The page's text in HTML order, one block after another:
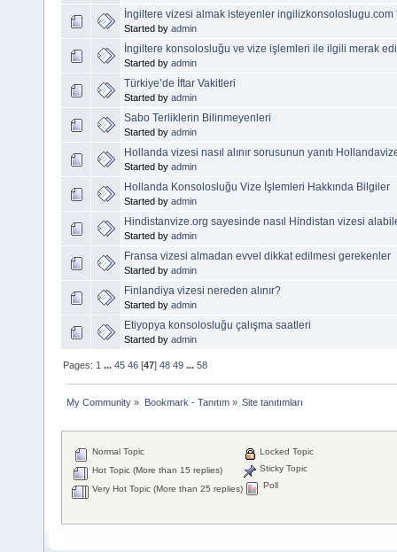
İngiltere vizesi almak isteyenler
Started by admin
İngiltere konsolosluğu ve vize işlemleri ile ilgili merak
Started by admin
Türkiye’de İftar Vakitleri
Started by admin
Sabo Terliklerin Bilinmeyenleri
Started by admin
Hollanda vizesi nasıl alınır sorusunun yanıtı
Started by admin
Hollanda Konsolosluğu Vize İşlemleri Hakkında Bilgiler
Started by admin
Hindistanvize.org sayesinde nasıl Hindistan vizesi
Started by admin
Fransa vizesi almadan evvel dikkat edilmesi gerekenler
Started by admin
Finlandiya vizesi nereden alınır?
Started by admin
Etiyopya konsolosluğu çalışma saatleri
Started by admin
Pages: 1 ...45 46 [47]48 49 ...58
My Community » Bookmark - Tanıtım» Site tanıtımları
Normal Topic
Hot Topic (More than 15 replies)
Very Hot Topic (More than 25 replies)
Locked Topic
Sticky Topic
Poll